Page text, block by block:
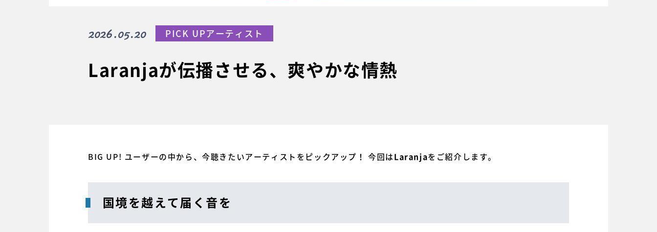
Laranjaが伝播させる、爽やかな情熱
2026.05.20 PICK UPアーティスト
BIG UP! ユーザーの中から、今聴きたいアーティストをピックアップ！ 今回は Laranjaをご紹介します。
国境を越えて届く音を